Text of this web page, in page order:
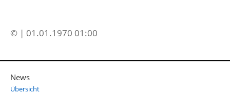
© | 01.01.1970 01:00
News
Übersicht